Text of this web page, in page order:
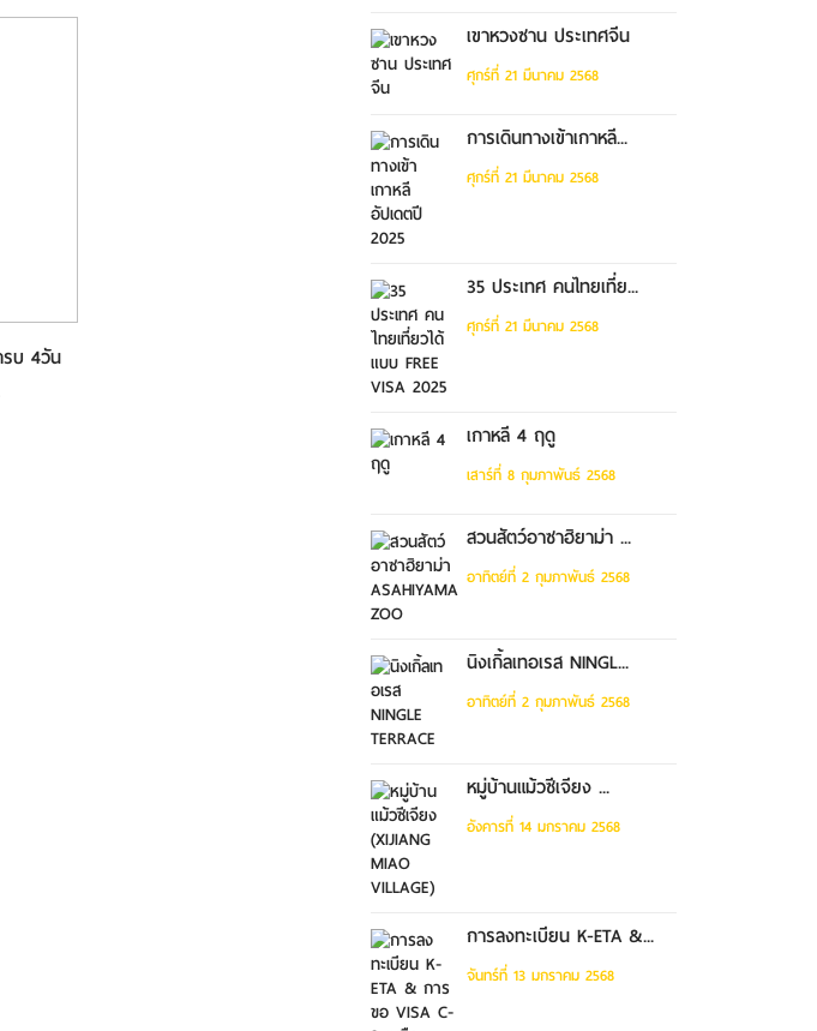
บ 4วัน
เขาหวงซาน ประเทศจีน
ศุกร์ที่ 21 มีนาคม 2568
การเดินทางเข้าเกาหลี...
ศุกร์ที่ 21 มีนาคม 2568
35 ประเทศ คนไทยเที่ย...
ศุกร์ที่ 21 มีนาคม 2568
เกาหลี 4 ฤดู
เสาร์ที่ 8 กุมภาพันธ์ 2568
สวนสัตว์อาซาฮิยาม่า ...
อาทิตย์ที่ 2 กุมภาพันธ์ 2568
นิงเกิ้ลเทอเรส NINGL...
อาทิตย์ที่ 2 กุมภาพันธ์ 2568
หมู่บ้านแม้วซีเจียง ...
อังคารที่ 14 มกราคม 2568
การลงทะเบียน K-ETA &...
จันทร์ที่ 13 มกราคม 2568